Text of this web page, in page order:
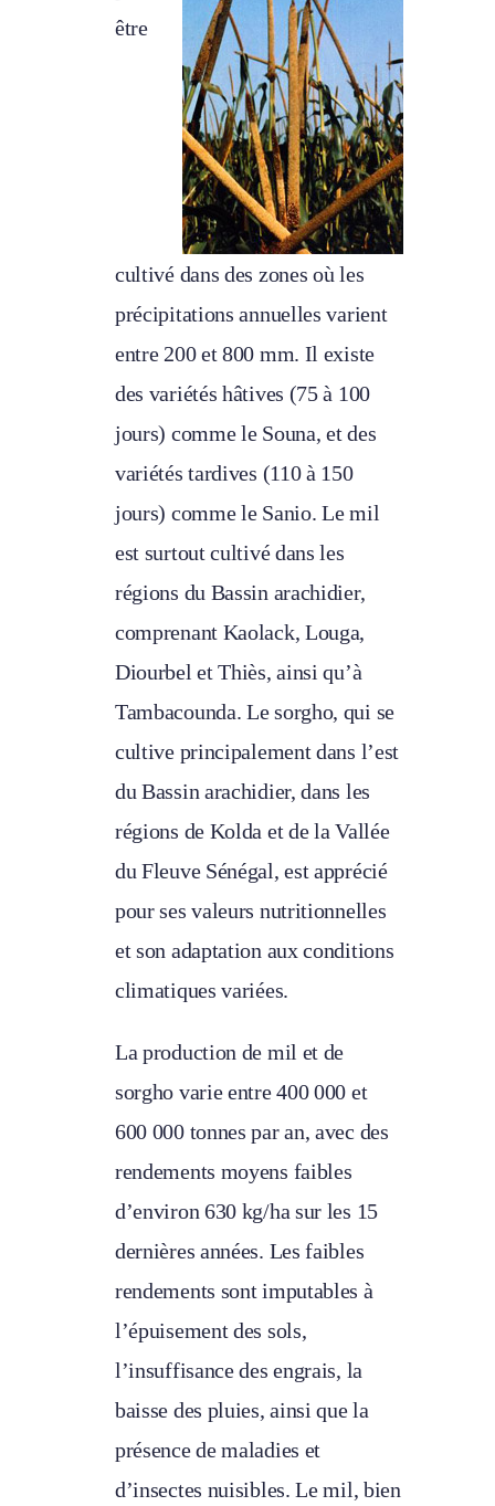
être
cultivé dans des zones où les
précipitations annuelles varient
entre 200 et 800 mm. Il existe
des variétés hâtives (75 à 100
jours) comme le Souna, et des
variétés tardives (110 à 150
jours) comme le Sanio. Le mil
est surtout cultivé dans les
régions du Bassin arachidier,
comprenant Kaolack, Louga,
Diourbel et Thiès, ainsi qu’à
Tambacounda. Le sorgho, qui se
cultive principalement dans l’est
du Bassin arachidier, dans les
régions de Kolda et de la Vallée
du Fleuve Sénégal, est apprécié
pour ses valeurs nutritionnelles
et son adaptation aux conditions
climatiques variées.
La production de mil et de
sorgho varie entre 400 000 et
600 000 tonnes par an, avec des
rendements moyens faibles
d’environ 630 kg/ha sur les 15
dernières années. Les faibles
rendements sont imputables à
l’épuisement des sols,
l’insuffisance des engrais, la
baisse des pluies, ainsi que la
présence de maladies et
d’insectes nuisibles. Le mil, bien